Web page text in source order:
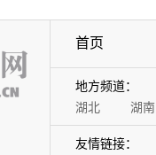
首页
地方频道：
湖北
湖南
友情链接：